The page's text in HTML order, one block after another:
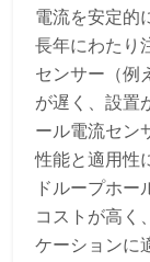
電流を安定的
長年にわたり
センサー（例
が遅く、設置
ール電流セン
性能と適用性
ドループホー
コストが高く
ケーションに